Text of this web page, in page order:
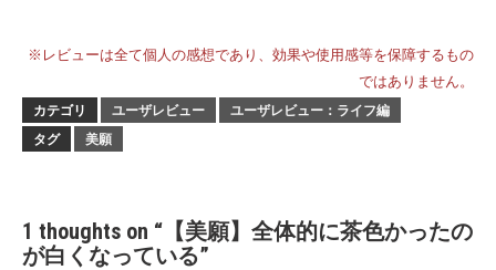
※レビューは全て個人の感想であり、効果や使用感等を保障するもの
ではありません。
カテゴリ ユーザレビュー
ユーザレビュー：ライフ編
タグ
美願
1 thoughts on “ 【美願】全体的に茶色かったの
が白くなっている”